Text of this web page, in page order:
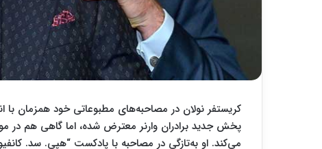
کریستفر نولان در مصاحبه‌های مطبوعاتی خود همزمان با
پخش جدید برادران وارنر معترض شده، اما گاهی هم در
می‌کند. او به‌تازگی در مصاحبه با پادکست “هپی. سد.